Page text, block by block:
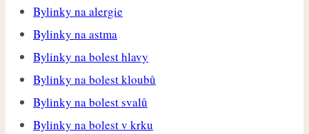
Bylinky na alergie
Bylinky na astma
Bylinky na bolest hlavy
Bylinky na bolest kloubů
Bylinky na bolest svalů
Bylinky na bolest v krku